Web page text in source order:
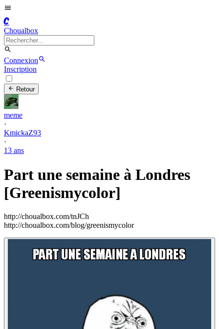
C
Choualbox
Connexion
Inscription
Retour
meme
·
KmickaZ93
·
13 ans
Part une semaine à Londres
[Greenismycolor]
http://choualbox.com/tnJCh
http://choualbox.com/blog/greenismycolor